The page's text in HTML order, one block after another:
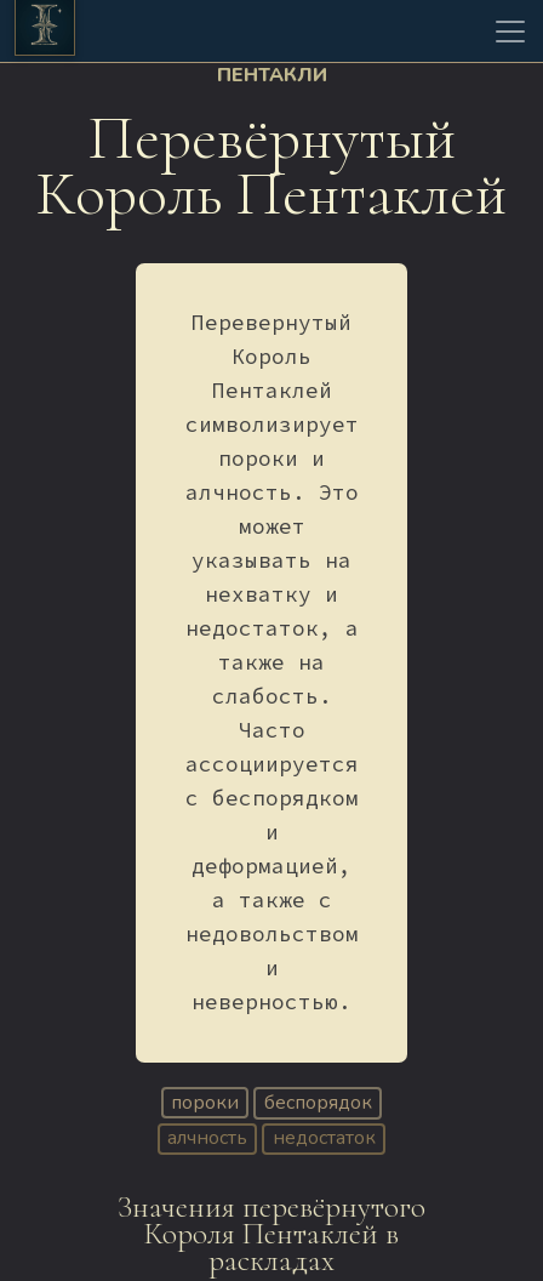
ПЕНТАКЛИ
Перевёрнутый
Король Пентаклей
Перевернутый
Король
Пентаклей
символизирует
пороки и
алчность. Это
может
указывать на
нехватку и
недостаток, а
также на
слабость.
Часто
ассоциируется
с беспорядком
и
деформацией,
а также с
недовольством
и
неверностью.
пороки
беспорядок
алчность
недостаток
Значения перевёрнутого
Короля Пентаклей в
раскладах